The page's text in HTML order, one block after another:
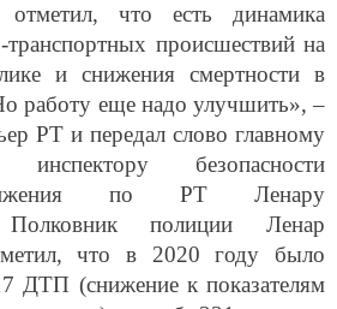
что есть динамика
происшествий на
и снижения смертности в
работу еще надо улучшить», –
РТ и передал слово главному
инспектору безопасности
по РТ Ленару
Полковник полиции Ленар
что в 2020 году было
ДТП (снижение к показателям